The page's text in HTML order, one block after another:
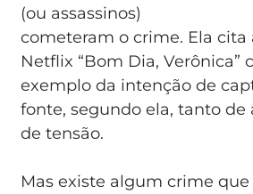
(ou assassinos)
cometeram o crime. Ela cita
Netflix “Bom Dia, Verônica”
exemplo da intenção de
fonte, segundo ela, tanto
de tensão.
Mas existe algum crime